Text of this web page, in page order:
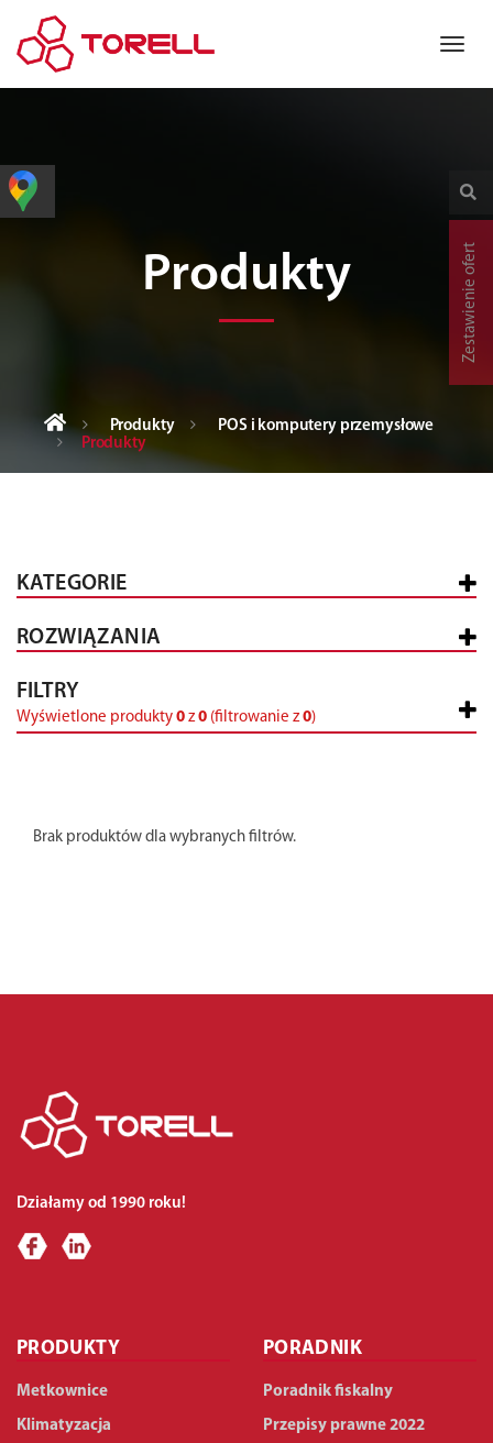
Produkty
Produkty
POS i komputery przemysłowe
Produkty
KATEGORIE
ROZWIĄZANIA
FILTRY
Wyświetlone produkty 0 z0 (filtrowanie z0)
Brak produktów dla wybranych filtrów.
Działamy od 1990 roku!
PRODUKTY
Metkownice
Klimatyzacja
PORADNIK
Poradnik fiskalny
Przepisy prawne 2022
Zestawienie ofert